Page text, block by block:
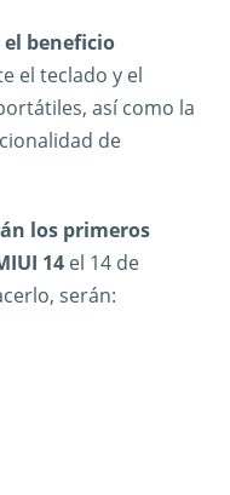
beneficio
el teclado y el
así como la
de
los primeros
14 el 14 de
serán: